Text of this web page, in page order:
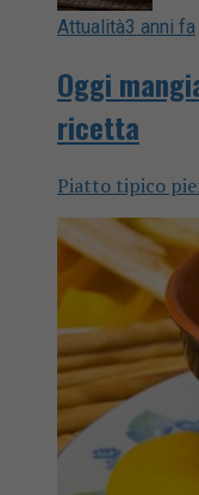
Attualità3 anni fa
Oggi
ricetta
Piatto tipico